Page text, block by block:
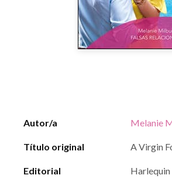
Autor/a Melanie
Título original A Virgin
Editorial